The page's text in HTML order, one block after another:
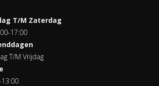
T/M Zaterdag
17:00
T/M Vrijdag